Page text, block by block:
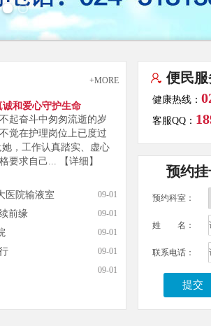
+MORE
诚和爱心守护生命
起奋斗中匆匆流逝的岁
觉在护理岗位上已度过
她，工作认真踏实、虚心
要求自己...
【详细】
院输液室 09-01
前缘 09-01
09-01
09-01
09-01
便民服
健康热线：
客服QQ：
预约挂
预约科室：
姓 名：
联系电话：